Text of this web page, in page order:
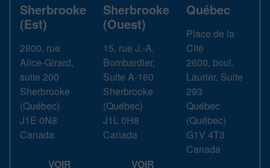
Sherbrooke
(Est)
2800, rue
Alice-Girard,
suite 200
Sherbrooke
(Québec)
J1E 0N8
Canada
VOIR
Sherbrooke
(Ouest)
15, rue J.-A.
Bombardier,
Suite A-160
Sherbrooke
(Québec)
J1L 0H8
Canada
VOIR
Québec
Place de la
Cité
2600, boul.
Laurier, Suite
293
Québec
(Québec)
G1V 4T3
Canada